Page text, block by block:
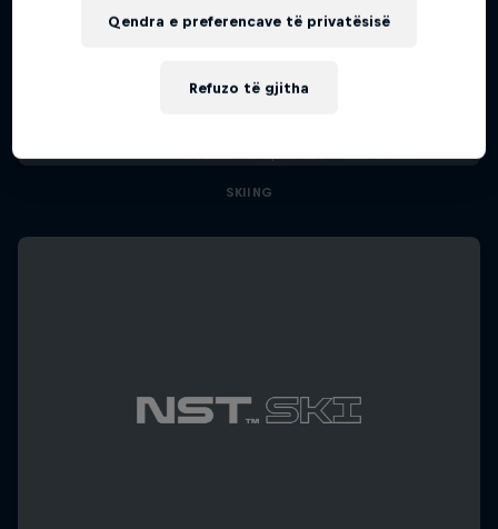
Winter Heroes
SKIING
Refuzo të gjitha
Qendra e preferencave të privatësisë